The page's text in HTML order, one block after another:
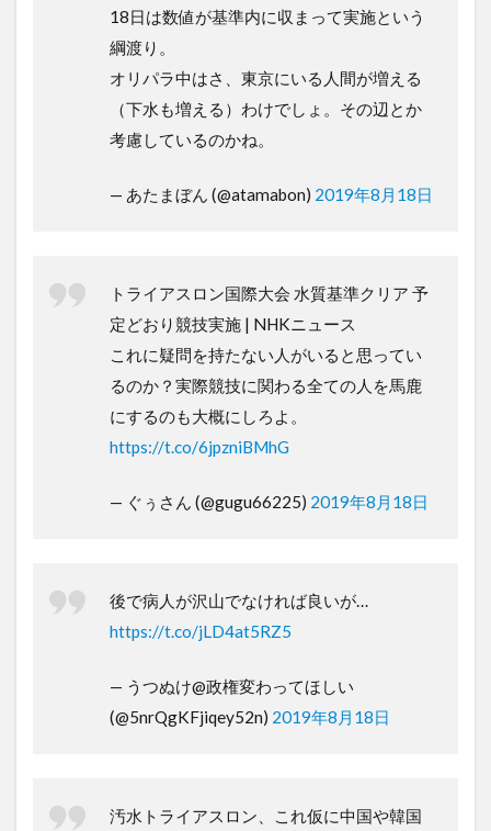
18日は数値が基準内に収まって実施という
綱渡り。
オリパラ中はさ、東京にいる人間が増える
（下水も増える）わけでしょ。その辺とか
考慮しているのかね。
— あたまぼん (@atamabon) 2019年8月18日
トライアスロン国際大会 水質基準クリア 予
定どおり競技実施 | NHKニュース
これに疑問を持たない人がいると思ってい
るのか？実際競技に関わる全ての人を馬鹿
にするのも大概にしろよ。
https://t.co/6jpzniBMhG
— ぐぅさん (@gugu66225) 2019年8月18日
後で病人が沢山でなければ良いが…
https://t.co/jLD4at5RZ5
— うつぬけ@政権変わってほしい
(@5nrQgKFjiqey52n) 2019年8月18日
汚水トライアスロン、これ仮に中国や韓国